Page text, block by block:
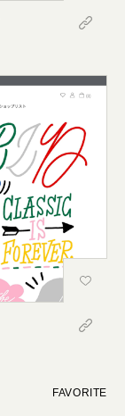
FAVORITE